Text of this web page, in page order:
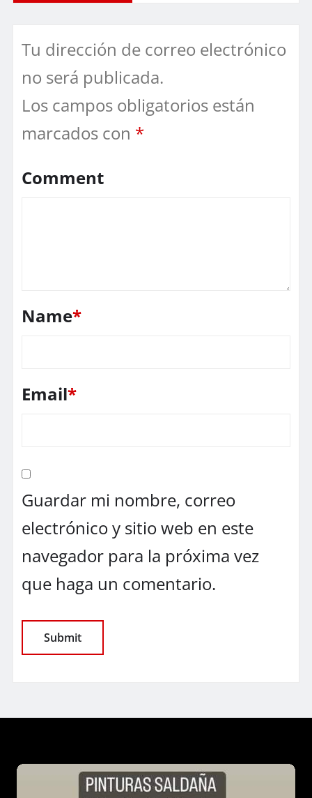
Tu dirección de correo electrónico
no será publicada.
Los campos obligatorios están
marcados con *
Comment
Name*
Email*
Guardar mi nombre, correo
electrónico y sitio web en este
navegador para la próxima vez
que haga un comentario.